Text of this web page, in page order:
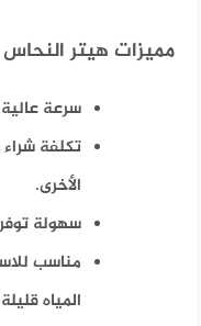
مميزات هيتر النحاس
سرعة
تكلفة
الأخرى.
سهولة
مناسب
المياه